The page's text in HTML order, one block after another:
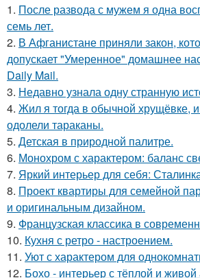
1. После развода с мужем я одна
семь лет.
2. В Афганистане приняли закон,
допускает "Умеренное" домашнее
Daily Mail.
3. Недавно узнала одну странную
4. Жил я тогда в обычной хрущёвке, и
одолели тараканы.
5. Детская в природной палитре.
6. Монохром с характером: баланс
7. Яркий интерьер для себя:
8. Проект квартиры для семейной
и оригинальным дизайном.
9. Французская классика в
10. Кухня с ретро - настроением.
11. Уют с характером для
12. Бохо - интерьер с тёплой и